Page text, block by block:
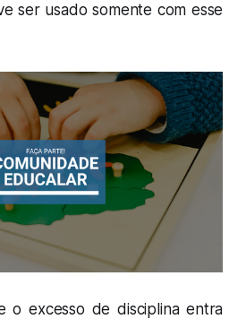
ser usado somente com esse
o excesso de disciplina entra